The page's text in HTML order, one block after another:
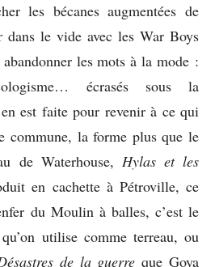
les bécanes augmentées de
dans le vide avec les War Boys
les mots à la mode :
écrasés sous la
est faite pour revenir à ce qui
la forme plus que le
de Waterhouse, Hylas et les
en cachette à Pétroville, ce
du Moulin à balles, c’est le
utilise comme terreau, ou
de la guerre que Goya